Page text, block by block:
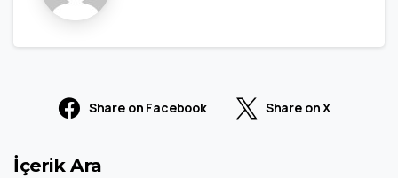
Share on Facebook Share on X
İçerik Ara